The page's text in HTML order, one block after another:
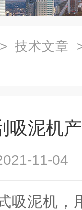
> 技术文章
吸泥机
2021-11-
吸泥机，